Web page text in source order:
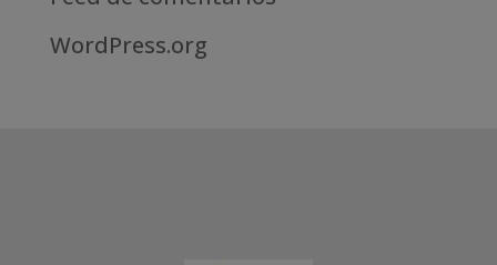
WordPress.org